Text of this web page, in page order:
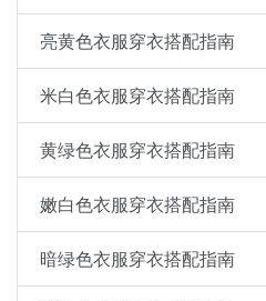
亮黄色衣服穿衣搭配指南
米白色衣服穿衣搭配指南
黄绿色衣服穿衣搭配指南
嫩白色衣服穿衣搭配指南
暗绿色衣服穿衣搭配指南